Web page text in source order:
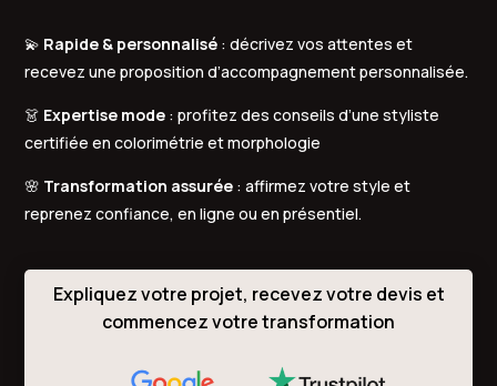
💫 Rapide & personnalisé : décrivez vos attentes et
recevez une proposition d’accompagnement personnalisée.
👗 Expertise mode : profitez des conseils d’une styliste
certifiée en colorimétrie et morphologie
🌸 Transformation assurée : affirmez votre style et
reprenez confiance, en ligne ou en présentiel.
Expliquez votre projet, recevez votre devis et
commencez votre transformation